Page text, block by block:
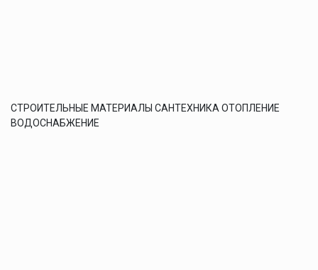
СТРОИТЕЛЬНЫЕ МАТЕРИАЛЫ САНТЕХНИКА ОТОПЛЕНИЕ
ВОДОСНАБЖЕНИЕ